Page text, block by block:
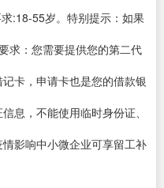
:18-55岁。特别提示：如果
求：您需要提供您的第二代
卡，申请卡也是您的借款银
息，不能使用临时身份证、
影响中小微企业可享留工补